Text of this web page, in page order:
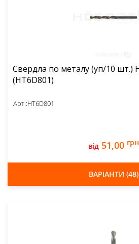
Свердла по металу (уп/10 шт.) HOEGERT
(HT6D801)
Арт.:HT6D801
від 51,00 грн
ВАРІАНТИ (48)